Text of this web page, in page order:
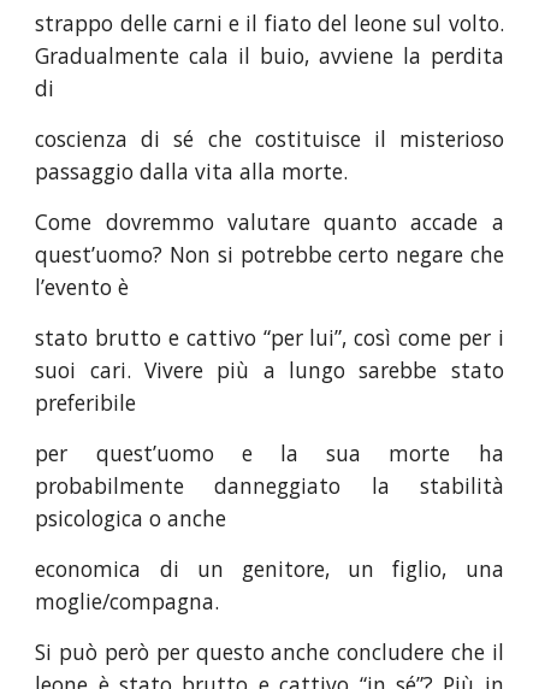
strappo delle carni e il fiato del leone sul volto.
Gradualmente cala il buio, avviene la perdita
di
coscienza di sé che costituisce il misterioso
passaggio dalla vita alla morte.
Come dovremmo valutare quanto accade a
quest’uomo? Non si potrebbe certo negare che
l’evento è
stato brutto e cattivo “per lui”, così come per i
suoi cari. Vivere più a lungo sarebbe stato
preferibile
per quest’uomo e la sua morte ha
probabilmente danneggiato la stabilità
psicologica o anche
economica di un genitore, un figlio, una
moglie/compagna.
Si può però per questo anche concludere che il